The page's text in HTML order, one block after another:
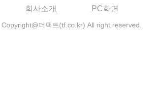
회사소개 PC화면
Copyright@더팩트(tf.co.kr) All right reserved.